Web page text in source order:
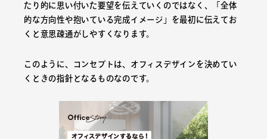
たり的に思い付いた要望を伝えていくのではなく、「全体
的な方向性や抱いている完成イメージ」を最初に伝えてお
くと意思疎通がしやすくなります。
このように、コンセプトは、オフィスデザインを決めてい
くときの指針となるものなのです。